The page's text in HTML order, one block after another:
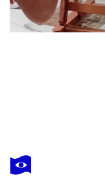
LARISSA EGNER
Dancing in the Dark